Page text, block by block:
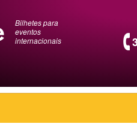
Bilhetes para
eventos
internacionais